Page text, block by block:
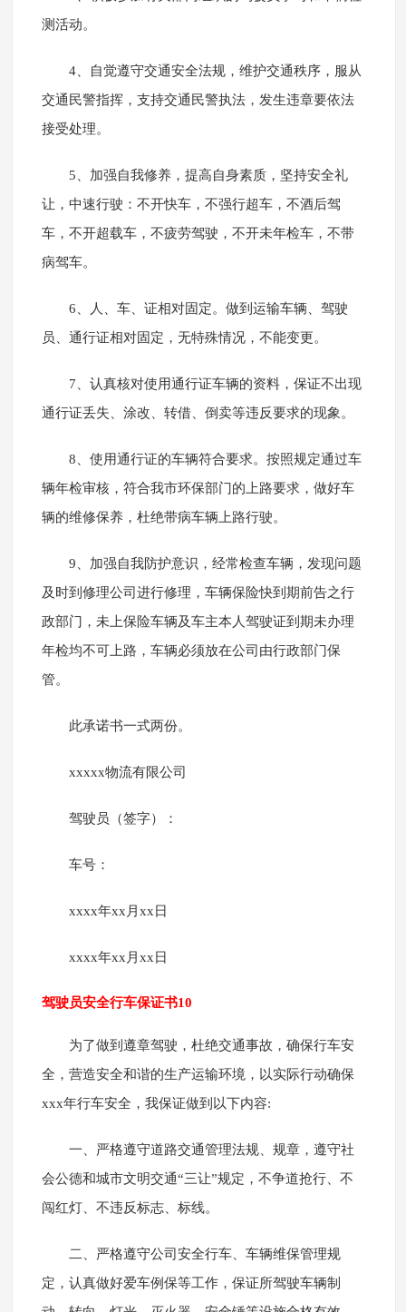
测活动。
4、自觉遵守交通安全法规，维护交通秩序，服从
交通民警指挥，支持交通民警执法，发生违章要依法
接受处理。
5、加强自我修养，提高自身素质，坚持安全礼
让，中速行驶：不开快车，不强行超车，不酒后驾
车，不开超载车，不疲劳驾驶，不开未年检车，不带
病驾车。
6、人、车、证相对固定。做到运输车辆、驾驶
员、通行证相对固定，无特殊情况，不能变更。
7、认真核对使用通行证车辆的资料，保证不出现
通行证丢失、涂改、转借、倒卖等违反要求的现象。
8、使用通行证的车辆符合要求。按照规定通过车
辆年检审核，符合我市环保部门的上路要求，做好车
辆的维修保养，杜绝带病车辆上路行驶。
9、加强自我防护意识，经常检查车辆，发现问题
及时到修理公司进行修理，车辆保险快到期前告之行
政部门，未上保险车辆及车主本人驾驶证到期未办理
年检均不可上路，车辆必须放在公司由行政部门保
管。
此承诺书一式两份。
xxxxx物流有限公司
驾驶员（签字）：
车号：
xxxx年xx月xx日
xxxx年xx月xx日
驾驶员安全行车保证书10
为了做到遵章驾驶，杜绝交通事故，确保行车安
全，营造安全和谐的生产运输环境，以实际行动确保
xxx年行车安全，我保证做到以下内容:
一、严格遵守道路交通管理法规、规章，遵守社
会公德和城市文明交通“三让”规定，不争道抢行、不
闯红灯、不违反标志、标线。
二、严格遵守公司安全行车、车辆维保管理规
定，认真做好爱车例保等工作，保证所驾驶车辆制